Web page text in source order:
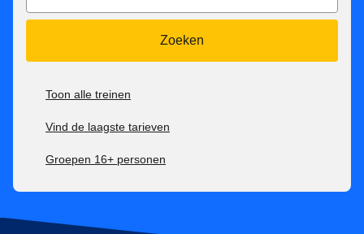
Zoeken
Toon alle treinen
Vind de laagste tarieven
Groepen 16+ personen